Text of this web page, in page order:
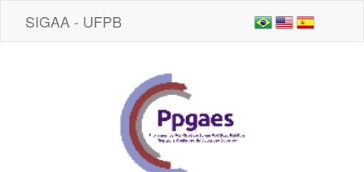
SIGAA - UFPB